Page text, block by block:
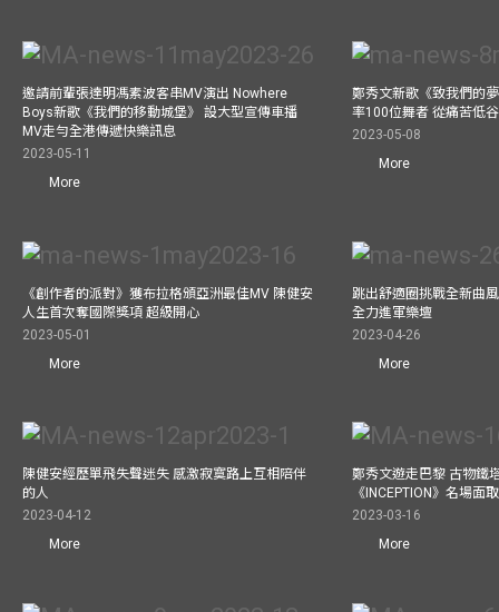
邀請前輩張達明馮素波客串MV演出 Nowhere
Boys新歌《我們的移動城堡》 設大型宣傳車播
MV走勻全港傳遞快樂訊息
2023-05-11
More
鄭秀文新歌《致我們的
率100位舞者 從痛苦低
2023-05-08
More
《創作者的派對》獲布拉格頒亞洲最佳MV 陳健安
人生首次奪國際獎項 超級開心
2023-05-01
More
跳出舒適圈挑戰全新曲
全力進軍樂壇
2023-04-26
More
陳健安經歷單飛失聲迷失 感激寂寞路上互相陪伴
的人
2023-04-12
More
鄭秀文遊走巴黎 古物鐵
《INCEPTION》名場面
2023-03-16
More